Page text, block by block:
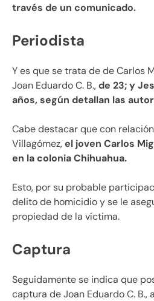
través de un comunicado.
Periodista
Y es que se trata de de Carlos
Joan Eduardo C. B.,de 23; y
años, según detallan las
Cabe destacar que con
Villagómez,el joven Carlos
en la colonia Chihuahua.
Esto, por su probable
delito de homicidio y se le
propiedad de la víctima.
Captura
Seguidamente se indica que
captura de Joan Eduardo C. B.,